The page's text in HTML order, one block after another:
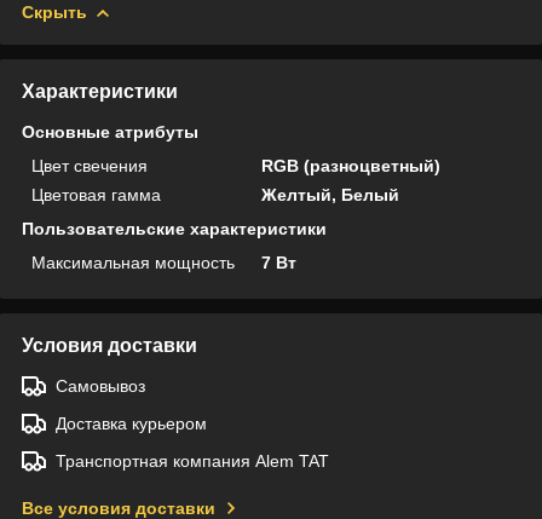
Скрыть
Характеристики
Основные атрибуты
Цвет свечения
RGB (разноцветный)
Цветовая гамма
Желтый, Белый
Пользовательские характеристики
Максимальная мощность
7 Вт
Условия доставки
Самовывоз
Доставка курьером
Транспортная компания Alem TAT
Все условия доставки